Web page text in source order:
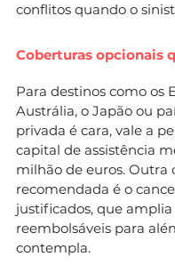
conflitos quando o
Coberturas opcionais
Para destinos como os
Austrália, o Japão ou
privada é cara, vale a
capital de assistência
milhão de euros.
recomendada é o
justificados, que
reembolsáveis para
contempla.